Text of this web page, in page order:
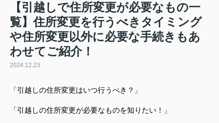
【引越しで住所変更が必要なもの一
覧】住所変更を行うべきタイミング
や住所変更以外に必要な手続きもあ
わせてご紹介！
2024.12.23
「引越しの住所変更はいつ行うべき？」
「引越しの住所変更が必要なものを知りたい！」